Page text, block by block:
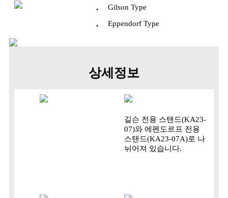
· Gilson Type
· Eppendorf Type
상세정보
길슨 전용 스탠드(KA23-
07)와 에펜도르프 전용
스탠드(KA23-07A)로 나
뉘어져 있습니다.